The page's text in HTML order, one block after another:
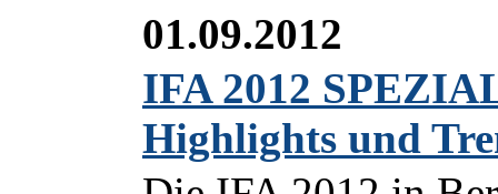
01.09.2012
IFA 2012
Highlights und